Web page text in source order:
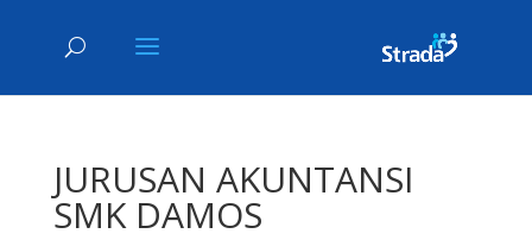
JURUSAN AKUNTANSI
SMK DAMOS